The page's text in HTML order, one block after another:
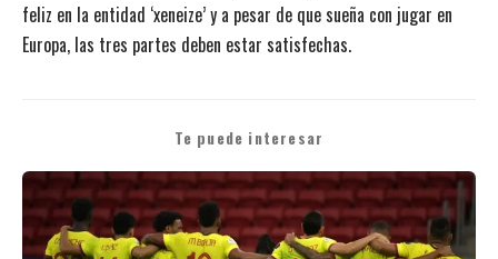
feliz en la entidad ‘xeneize’ y a pesar de que sueña con jugar en
Europa, las tres partes deben estar satisfechas.
Te puede interesar